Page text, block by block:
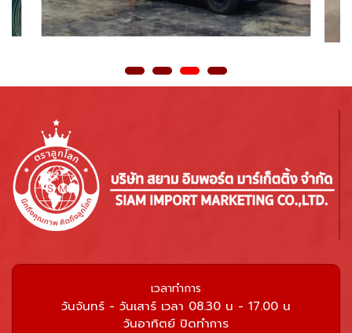
เวลาทำการ
วันจันทร์ - วันเสาร์ เวลา 08.30 น - 17.00 น
วันอาทิตย์ ปิดทำการ